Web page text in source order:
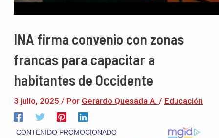
INA firma convenio con zonas
francas para capacitar a
habitantes de Occidente
3 julio, 2025 / Por Gerardo Quesada A. / Educación